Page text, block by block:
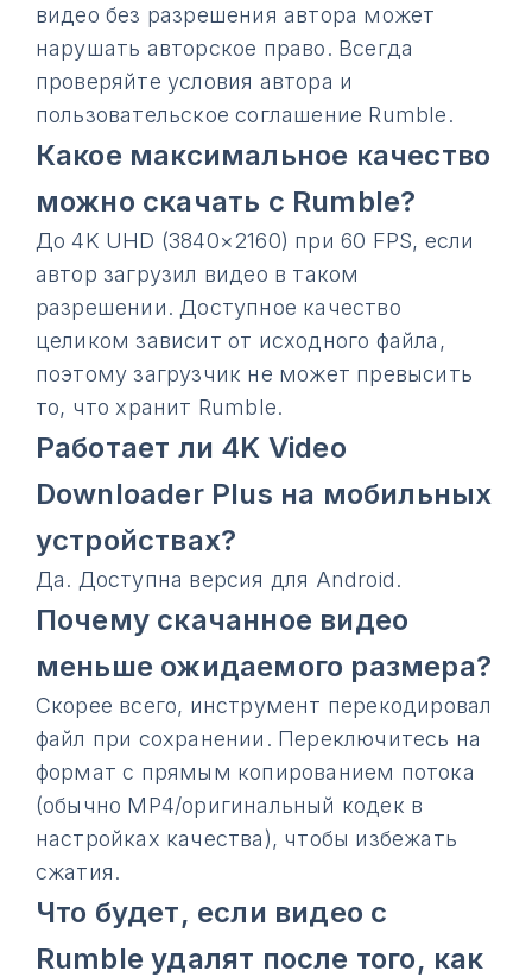
видео без разрешения автора может
нарушать авторское право. Всегда
проверяйте условия автора и
пользовательское соглашение Rumble.
Какое максимальное качество
можно скачать с Rumble?
До 4K UHD (3840×2160) при 60 FPS, если
автор загрузил видео в таком
разрешении. Доступное качество
целиком зависит от исходного файла,
поэтому загрузчик не может превысить
то, что хранит Rumble.
Работает ли 4K Video
Downloader Plus на мобильных
устройствах?
Да. Доступна версия для Android.
Почему скачанное видео
меньше ожидаемого размера?
Скорее всего, инструмент перекодировал
файл при сохранении. Переключитесь на
формат с прямым копированием потока
(обычно MP4/оригинальный кодек в
настройках качества), чтобы избежать
сжатия.
Что будет, если видео с
Rumble удалят после того, как